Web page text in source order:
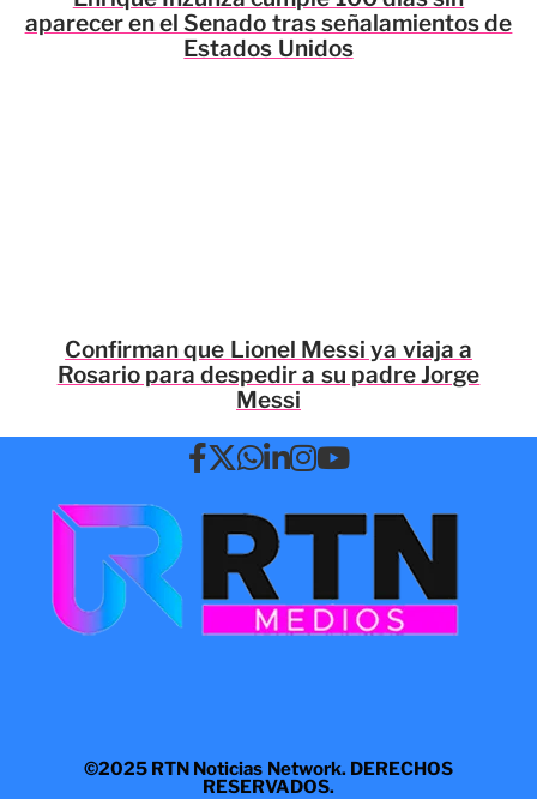
aparecer en el Senado tras señalamientos de
Estados Unidos
Confirman que Lionel Messi ya viaja a
Rosario para despedir a su padre Jorge
Messi
©2025 RTN Noticias Network. DERECHOS
RESERVADOS.